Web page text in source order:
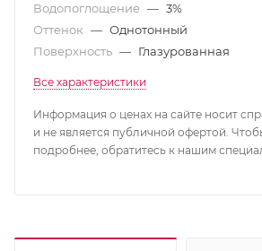
Водопоглощение — 3%
Оттенок — Однотонный
Поверхность — Глазурованная
Все характеристики
Информация о ценах на сайте носит
и не является публичной офертой.
подробнее, обратитесь к нашим